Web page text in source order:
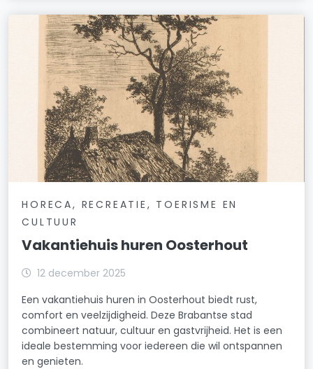
HORECA, RECREATIE, TOERISME EN
CULTUUR
Vakantiehuis huren Oosterhout
12 december 2025
Een vakantiehuis huren in Oosterhout biedt rust,
comfort en veelzijdigheid. Deze Brabantse stad
combineert natuur, cultuur en gastvrijheid. Het is een
ideale bestemming voor iedereen die wil ontspannen
en genieten.